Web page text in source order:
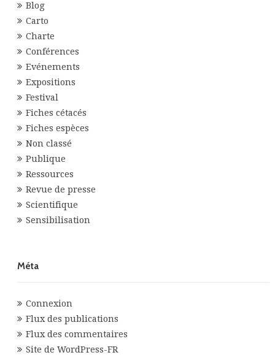
Blog
Carto
Charte
Conférences
Evénements
Expositions
Festival
Fiches cétacés
Fiches espèces
Non classé
Publique
Ressources
Revue de presse
Scientifique
Sensibilisation
Méta
Connexion
Flux des publications
Flux des commentaires
Site de WordPress-FR